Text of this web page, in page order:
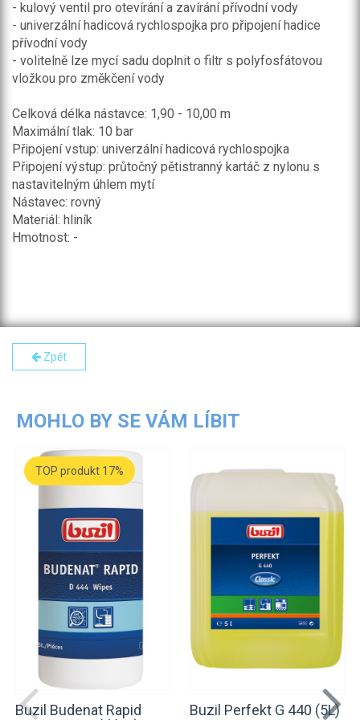
- kulový ventil pro otevírání a zavírání přívodní vody
- univerzální hadicová rychlospojka pro připojení hadice
přívodní vody
- volitelně lze mycí sadu doplnit o filtr s polyfosfátovou
vložkou pro změkčení vody
Celková délka nástavce: 1,90 - 10,00 m
Maximální tlak: 10 bar
Připojení vstup: univerzální hadicová rychlospojka
Připojení výstup: průtočný pětistranný kartáč z nylonu s
nastavitelným úhlem mytí
Nástavec: rovný
Materiál: hliník
Hmotnost: -
Zpět
MOHLO BY SE VÁM LÍBIT
TOP produkt 17%
Buzil Budenat Rapid
Buzil Perfekt G 440 (5L)